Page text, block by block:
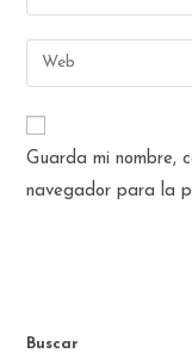
Guarda mi nombre,
navegador para la
Buscar